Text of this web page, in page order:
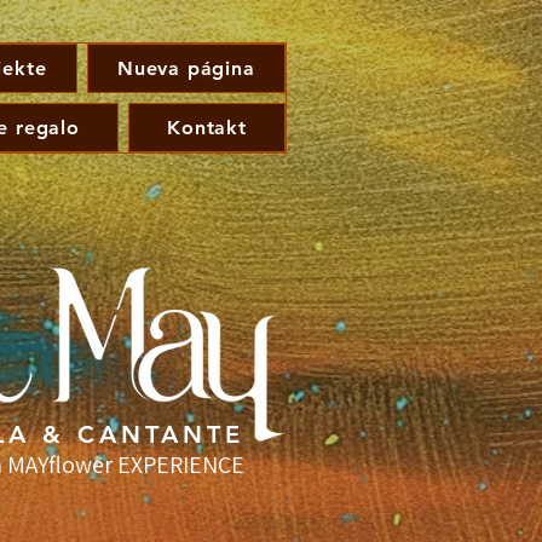
Nueva página
regalo Kontakt
& CANTANTE
MAYflower EXPERIENCE